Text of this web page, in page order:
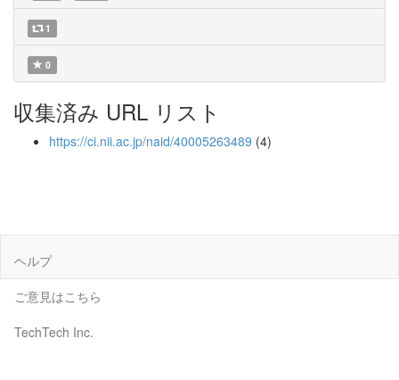
1
0
収集済み URL リスト
https://ci.nii.ac.jp/naid/40005263489 (4)
ヘルプ
ご意見はこちら
TechTech Inc.